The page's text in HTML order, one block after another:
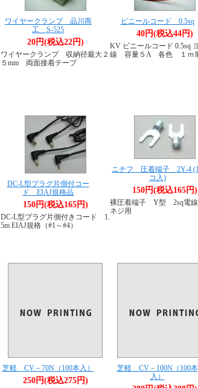
ワイヤークランプ 品川商
工 S-525
20円(税込22円)
ワイヤークランプ 収納径最大２
５mm 両面接着テープ
ビニールコード 0.5sq
40円(税込44円)
KV ビニールコード 0.5sq
線 容量５A 各色 １ｍ
DC-L型プラグ片側付コー
ド EIAJ規格品
150円(税込165円)
DC-L型プラグ片側付きコード 1.
5m EIAJ規格（#1～#4）
ニチフ 圧着端子 2Y-4
コ入)
150円(税込165円)
裸圧着端子 Y型 2sq電
ネジ用
芝軽 CV－70N（100本入）
250円(税込275円)
芝軽 CV－100N（100本
入）